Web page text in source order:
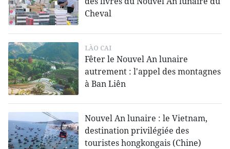
Cheval
LÀO CAI
Fêter le Nouvel An lunaire
autrement : l'appel des montagnes
à Ban Liên
Nouvel An lunaire : le Vietnam,
destination privilégiée des
touristes hongkongais (Chine)